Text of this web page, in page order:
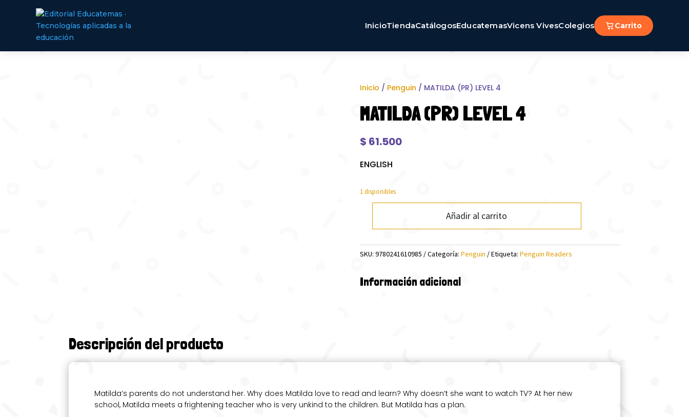
InicioTiendaCatálogosEducatemasVicens VivesColegios Carrito
Inicio / Penguin / MATILDA (PR) LEVEL 4
MATILDA (PR) LEVEL 4
$ 61.500
ENGLISH
1 disponibles
(PR)
LEVEL
4
Añadir al carrito
SKU: 9780241610985 Categoría: Penguin Etiqueta: Penguin Readers
Información adicional
Descripción del producto
Matilda’s parents do not understand her. Why does Matilda love to read and learn? Why doesn’t she want to watch TV? At her new
school, Matilda meets a frightening teacher who is very unkind to the children. But Matilda has a plan.